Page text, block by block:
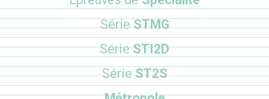
SérieSTMG
SérieSTI2D
SérieST2S